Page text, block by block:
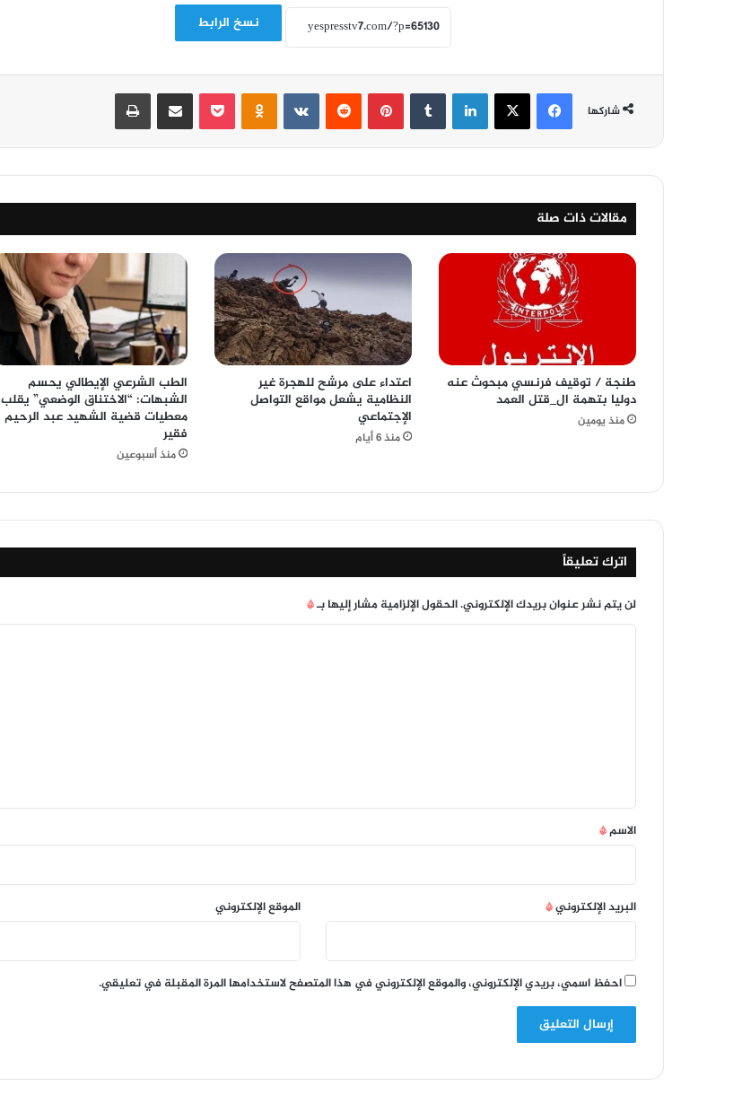
نسخ الرابط
شاركها
فيسبوك ‫X لينكدإن بينتيريست مشاركة عبر البريد
مقالات ذات صلة
طنجة / توقيف فرنسي مبحوث عنه
دوليا بتهمة ال_قتل العمد
منذ يومين
اعتداء على مرشح للهجرة غير
النظامية يشعل مواقع التواصل
الإجتماعي
منذ 6 أيام
الطب الشرعي الإيطالي يحسم
الشبهات: “الاختناق الوضعي” يقلب
معطيات قضية الشهيد عبد الرحيم
فقير
منذ أسبوعين
اترك تعليقاً
لن يتم نشر عنوان بريدك الإلكتروني.الحقول الإلزامية مشار إليها بـ*
*
الاسم*
البريد الإلكتروني* الموقع الإلكتروني
احفظ اسمي، بريدي الإلكتروني، والموقع الإلكتروني في هذا المتصفح لاستخدامها المرة المقبلة في تعليقي.